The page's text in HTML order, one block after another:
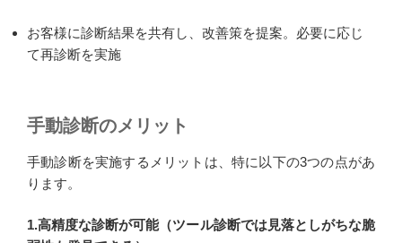
お客様に診断結果を共有し、改善策を提案。必要に応じ
て再診断を実施
手動診断のメリット
手動診断を実施するメリットは、特に以下の3つの点があ
ります。
1.高精度な診断が可能（ツール診断では見落としがちな脆